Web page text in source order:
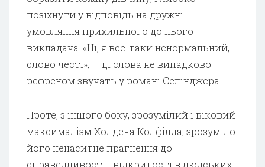
позіхнути у відповідь на дружні
умовляння прихильного до нього
викладача. «Ні, я все-таки ненормальний,
слово честі», — ці слова не випадково
рефреном звучать у романі Селінджера.
Проте, з іншого боку, зрозумілий і віковий
максималізм Холдена Колфілда, зрозуміло
його ненаситне прагнення до
справедливості і відкритості в людських